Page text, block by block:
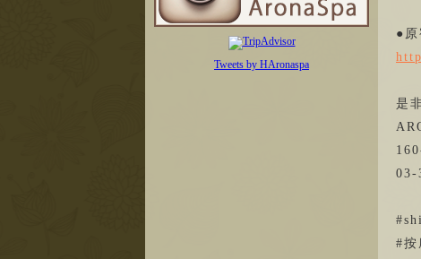
●
是
03-
#按
Tweets by HAronaspa